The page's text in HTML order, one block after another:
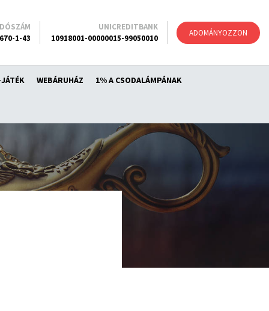
ADOMÁNYOZZON
WEBÁRUHÁZ 1% A CSODALÁMPÁNAK
1-43
UNICREDITBANK
10918001-00000015-99050010